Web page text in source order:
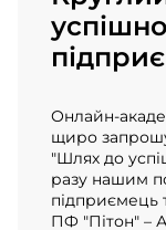
Онлайн-
щиро
"Шлях до
разу нашим
підприємець
ПФ "Пітон" –